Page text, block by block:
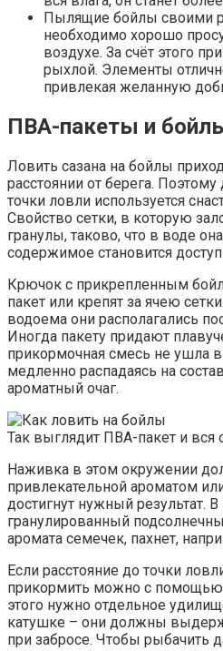
Пылящие бойлы своими
необходимо хорошо
воздухе. За счёт этого
рыхлой. Элементы
привлекая желанную
ПВА-пакеты и
Ловить сазана на бойлы
расстоянии от берега.
точки ловли используется
Свойство сетки, в которую
гранулы, таково, что в воде
содержимое становится
Крючок с прикрепленным
пакет или крепят за ячею
водоема они располагались
Иногда пакету придают
прикормочная смесь не ушла в
медленно распадаясь на
ароматный очаг.
Так выглядит ПВА-пакет и вся
Наживка в этом окружении
привлекательной ароматом
достигнут нужный результат.
гранулированный
аромата семечек, пахнет,
Если расстояние до точки
прикормить можно с помощью
этого нужно отдельное
катушке – они должны
при забросе. Чтобы рыбачить